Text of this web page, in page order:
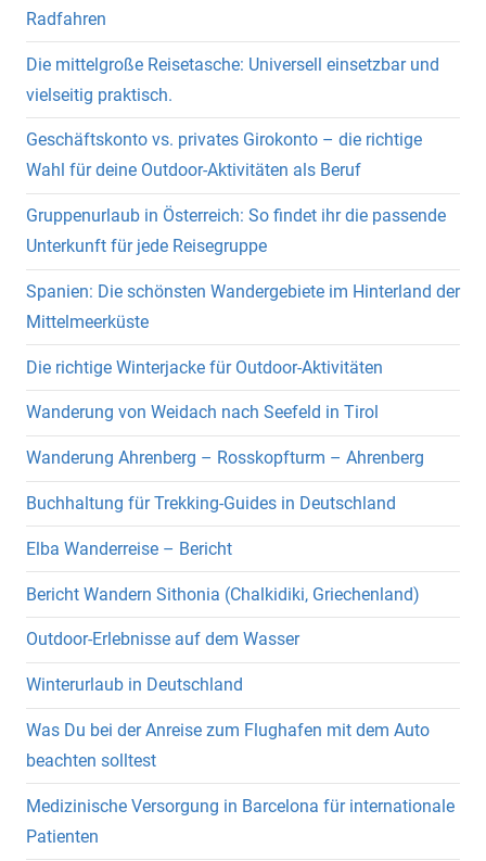
Radfahren
Die mittelgroße Reisetasche: Universell einsetzbar und
vielseitig praktisch.
Geschäftskonto vs. privates Girokonto – die richtige
Wahl für deine Outdoor-Aktivitäten als Beruf
Gruppenurlaub in Österreich: So findet ihr die passende
Unterkunft für jede Reisegruppe
Spanien: Die schönsten Wandergebiete im Hinterland der
Mittelmeerküste
Die richtige Winterjacke für Outdoor-Aktivitäten
Wanderung von Weidach nach Seefeld in Tirol
Wanderung Ahrenberg – Rosskopfturm – Ahrenberg
Buchhaltung für Trekking-Guides in Deutschland
Elba Wanderreise – Bericht
Bericht Wandern Sithonia (Chalkidiki, Griechenland)
Outdoor-Erlebnisse auf dem Wasser
Winterurlaub in Deutschland
Was Du bei der Anreise zum Flughafen mit dem Auto
beachten solltest
Medizinische Versorgung in Barcelona für internationale
Patienten